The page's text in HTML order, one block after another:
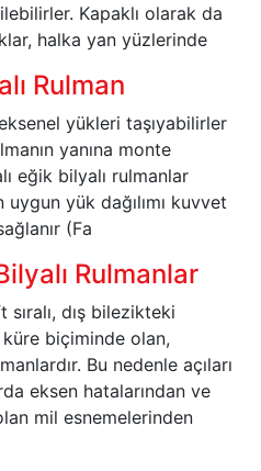
Kapaklı olarak da
halka yan yüzlerinde
Rulman
yükleri taşıyabilirler
yanına monte
eğik bilyalı rulmanlar
uygun yük dağılımı kuvvet
(Fa
Rulmanlar
dış bilezikteki
biçiminde olan,
Bu nedenle açıları
eksen hatalarından ve
mil esnemelerinden